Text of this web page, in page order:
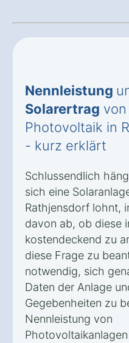
Nennleistung
Solarertrag von
Photovoltaik in
- kurz erklärt
Schlussendlich
sich eine
Rathjensdorf lohnt,
davon ab, ob diese
kostendeckend zu
diese Frage zu
notwendig, sich
Daten der Anlage
Gegebenheiten zu
Nennleistung von